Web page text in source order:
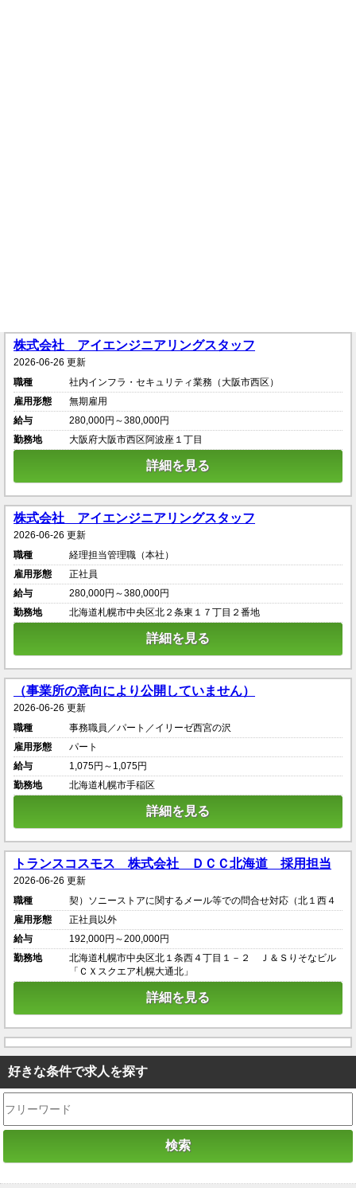
株式会社 アイエンジニアリングスタッフ
2026-06-26 更新
職種
社内インフラ・セキュリティ業務（大阪市西区）
雇用形態
無期雇用
給与
280,000円～380,000円
勤務地
大阪府大阪市西区阿波座１丁目
詳細を見る
株式会社 アイエンジニアリングスタッフ
2026-06-26 更新
職種
経理担当管理職（本社）
雇用形態
正社員
給与
280,000円～380,000円
勤務地
北海道札幌市中央区北２条東１７丁目２番地
詳細を見る
（事業所の意向により公開していません）
2026-06-26 更新
職種
事務職員／パート／イリーゼ西宮の沢
雇用形態
パート
給与
1,075円～1,075円
勤務地
北海道札幌市手稲区
詳細を見る
トランスコスモス 株式会社 ＤＣＣ北海道 採用担当
2026-06-26 更新
職種
契）ソニーストアに関するメール等での問合せ対応（北１西４
雇用形態
正社員以外
給与
192,000円～200,000円
勤務地
北海道札幌市中央区北１条西４丁目１－２ Ｊ＆Ｓりそなビル
「ＣＸスクエア札幌大通北」
詳細を見る
好きな条件で求人を探す